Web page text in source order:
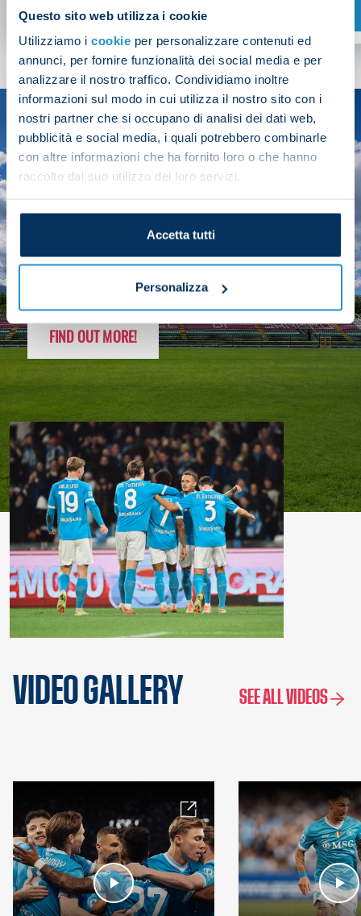
Questo sito web utilizza i cookie
Utilizziamo i cookie per personalizzare contenuti ed
annunci, per fornire funzionalità dei social media e per
analizzare il nostro traffico. Condividiamo inoltre
informazioni sul modo in cui utilizza il nostro sito con i
nostri partner che si occupano di analisi dei dati web,
pubblicità e social media, i quali potrebbero combinarle
con altre informazioni che ha fornito loro o che hanno
raccolto dal suo utilizzo dei loro servizi.
Accetta tutti
Personalizza
SHOP NOW
SEASON
2025/26
FOLLOW THE CHAMPS' JOURNEY
FIND OUT MORE!
VIDEO GALLERY SEE ALL VIDEOS